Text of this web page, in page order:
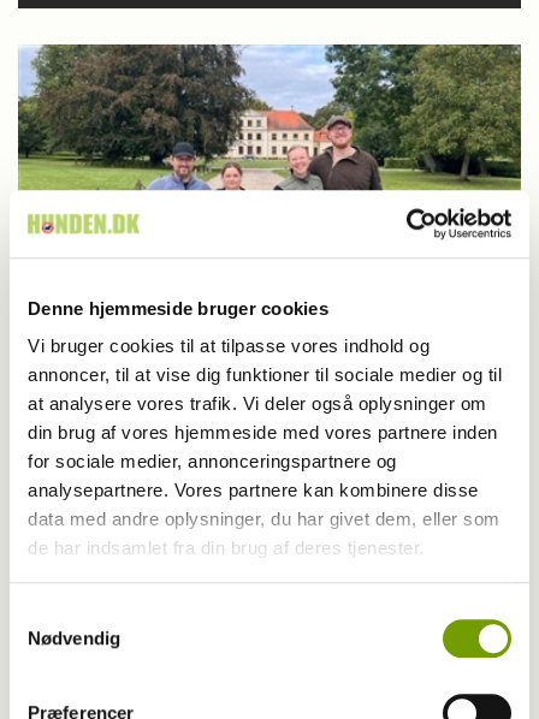
Denne hjemmeside bruger cookies
Vi bruger cookies til at tilpasse vores indhold og
annoncer, til at vise dig funktioner til sociale medier og til
at analysere vores trafik. Vi deler også oplysninger om
din brug af vores hjemmeside med vores partnere inden
for sociale medier, annonceringspartnere og
analysepartnere. Vores partnere kan kombinere disse
data med andre oplysninger, du har givet dem, eller som
de har indsamlet fra din brug af deres tjenester.
Nødvendig
Præferencer
Dansk Kennel Klub
Passion blev til fælles projekt på Dansk
Kennel Klubs grunduddannelse